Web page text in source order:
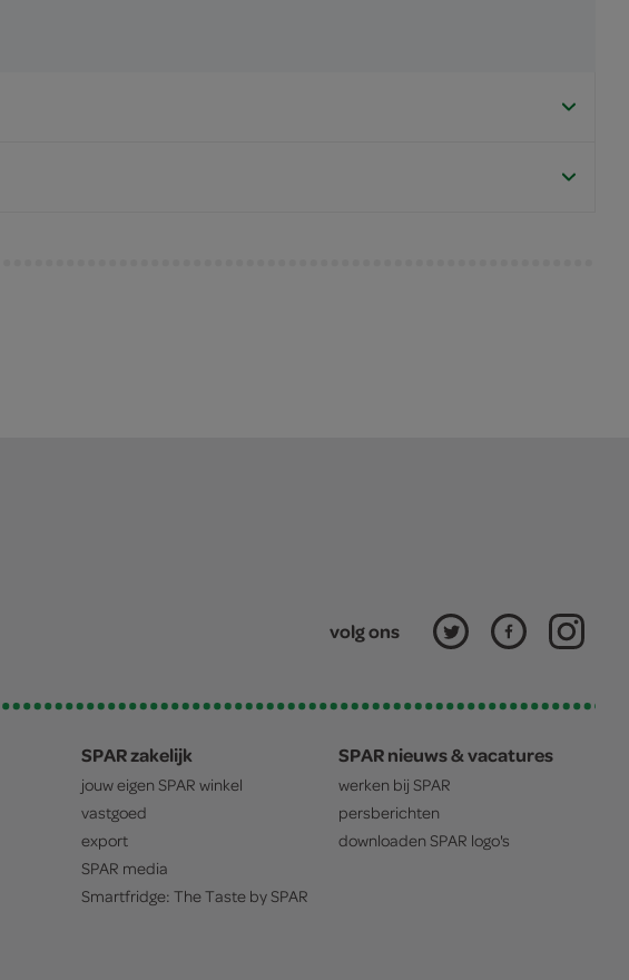
volg ons
SPAR zakelijk
jouw eigen SPAR winkel
vastgoed
export
SPAR media
Smartfridge: The Taste bySPAR
SPAR nieuws & vacatures
werken bij SPAR
persberichten
downloaden SPAR logo's